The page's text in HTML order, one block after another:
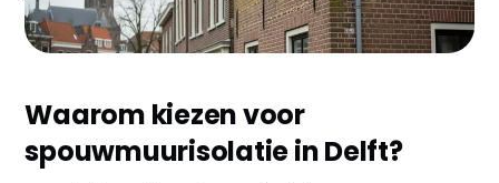
volledig terug.
Waarom kiezen voor
spouwmuurisolatie in Delft?